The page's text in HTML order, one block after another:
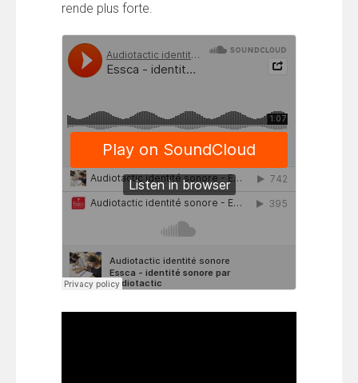
rende plus forte.